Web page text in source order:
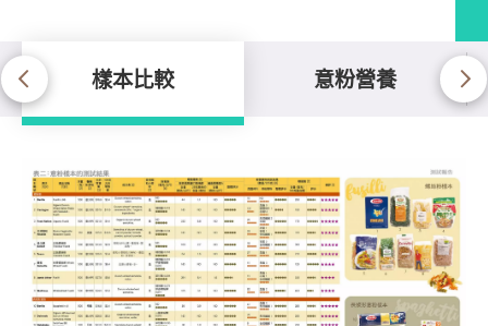
樣本比較 意粉營養
樣本比較